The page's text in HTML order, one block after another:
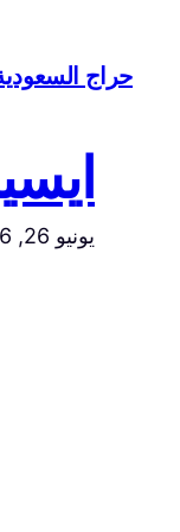
المحتوى
حراج
يونيو 26, 2026